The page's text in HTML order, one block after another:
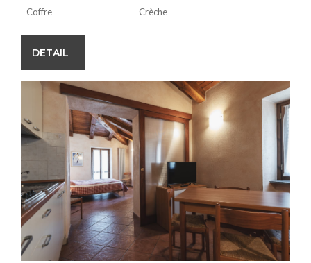
Coffre
Crèche
DETAIL